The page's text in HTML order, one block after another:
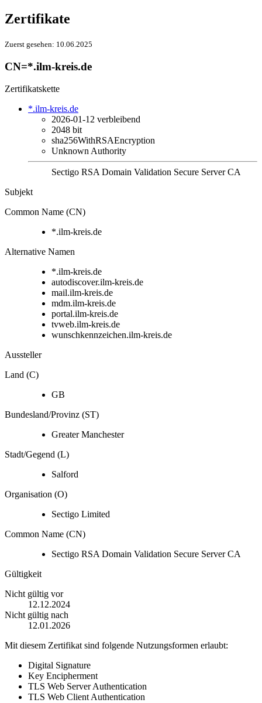
Zertifikate
Zuerst gesehen: 10.06.2025
CN=*.ilm-kreis.de
Zertifikatskette
*.ilm-kreis.de
2026-01-12 verbleibend
2048 bit
sha256WithRSAEncryption
Unknown Authority
Sectigo RSA Domain Validation Secure Server CA
Subjekt
Common Name (CN)
*.ilm-kreis.de
Alternative Namen
*.ilm-kreis.de
autodiscover.ilm-kreis.de
mail.ilm-kreis.de
mdm.ilm-kreis.de
portal.ilm-kreis.de
tvweb.ilm-kreis.de
wunschkennzeichen.ilm-kreis.de
Aussteller
Land (C)
GB
Bundesland/Provinz (ST)
Greater Manchester
Stadt/Gegend (L)
Salford
Organisation (O)
Sectigo Limited
Common Name (CN)
Sectigo RSA Domain Validation Secure Server CA
Gültigkeit
Nicht gültig vor
12.12.2024
Nicht gültig nach
12.01.2026
Mit diesem Zertifikat sind folgende Nutzungsformen erlaubt:
Digital Signature
Key Encipherment
TLS Web Server Authentication
TLS Web Client Authentication